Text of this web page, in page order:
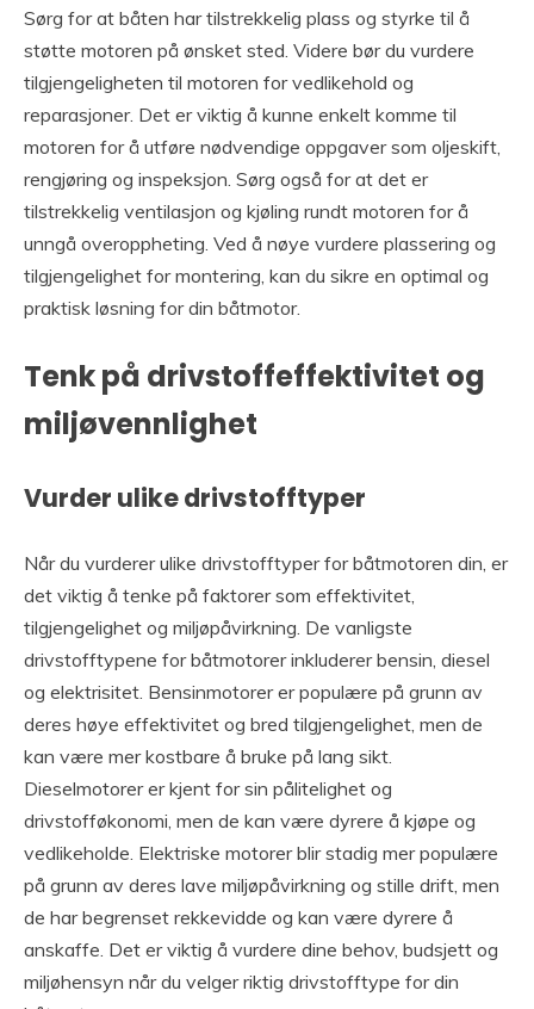
Sørg for at båten har tilstrekkelig plass og styrke til å
støtte motoren på ønsket sted. Videre bør du vurdere
tilgjengeligheten til motoren for vedlikehold og
reparasjoner. Det er viktig å kunne enkelt komme til
motoren for å utføre nødvendige oppgaver som oljeskift,
rengjøring og inspeksjon. Sørg også for at det er
tilstrekkelig ventilasjon og kjøling rundt motoren for å
unngå overoppheting. Ved å nøye vurdere plassering og
tilgjengelighet for montering, kan du sikre en optimal og
praktisk løsning for din båtmotor.
Tenk på drivstoffeffektivitet og
miljøvennlighet
Vurder ulike drivstofftyper
Når du vurderer ulike drivstofftyper for båtmotoren din, er
det viktig å tenke på faktorer som effektivitet,
tilgjengelighet og miljøpåvirkning. De vanligste
drivstofftypene for båtmotorer inkluderer bensin, diesel
og elektrisitet. Bensinmotorer er populære på grunn av
deres høye effektivitet og bred tilgjengelighet, men de
kan være mer kostbare å bruke på lang sikt.
Dieselmotorer er kjent for sin pålitelighet og
drivstofføkonomi, men de kan være dyrere å kjøpe og
vedlikeholde. Elektriske motorer blir stadig mer populære
på grunn av deres lave miljøpåvirkning og stille drift, men
de har begrenset rekkevidde og kan være dyrere å
anskaffe. Det er viktig å vurdere dine behov, budsjett og
miljøhensyn når du velger riktig drivstofftype for din